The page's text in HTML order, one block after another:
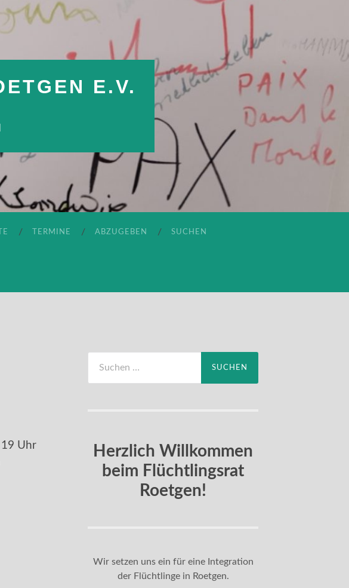
E.V.
TERMINE ABZUGEBEN SUCHEN
Uhr
nach:
Herzlich Willkommen
beim Flüchtlingsrat
Roetgen!
Wir setzen uns ein für eine Integration
der Flüchtlinge in Roetgen.